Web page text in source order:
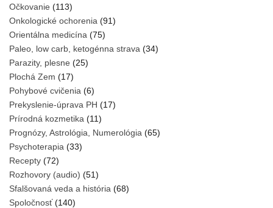
Očkovanie (113)
Onkologické ochorenia (91)
Orientálna medicína (75)
Paleo, low carb, ketogénna strava (34)
Parazity, plesne (25)
Plochá Zem (17)
Pohybové cvičenia (6)
Prekyslenie-úprava PH (17)
Prírodná kozmetika (11)
Prognózy, Astrológia, Numerológia (65)
Psychoterapia (33)
Recepty (72)
Rozhovory (audio) (51)
Sfalšovaná veda a história (68)
Spoločnosť(140)